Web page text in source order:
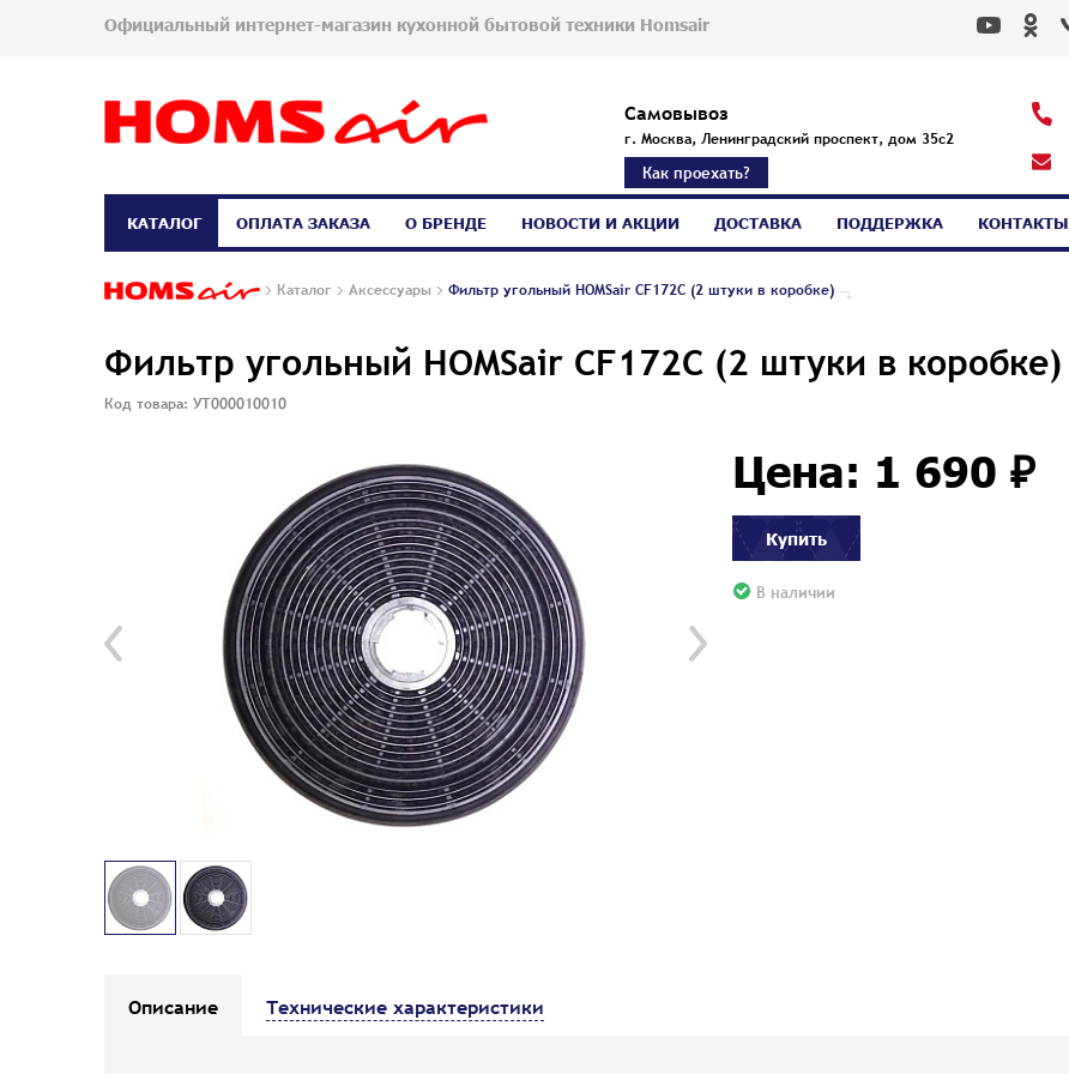
Официальный интернет-магазин кухонной бытовой техники Homsair
Самовывоз
г. Москва, Ленинградский проспект, дом 35с2
Как проехать?
Каталог Аксессуары Фильтр угольный HOMSair CF172C (2 штуки в коробке)
Фильтр угольный HOMSair CF172C (2 штуки в коробке)
Код товара: УТ000010010
Цена: 1 690 ₽
Купить
В наличии
Описание Технические характеристики
КАТАЛОГ ОПЛАТА ЗАКАЗА О БРЕНДЕ НОВОСТИ И АКЦИИ ДОСТАВКА ПОДДЕРЖКА КОНТАКТЫ